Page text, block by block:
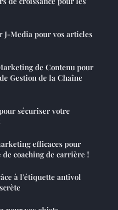
J-Media pour vos articles
de Contenu pour
Gestion de la Chaîne
sécuriser votre
efficaces pour
coaching de carrière !
à l'étiquette antivol